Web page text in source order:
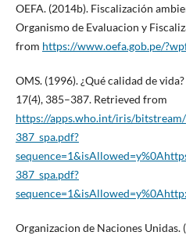
OEFA. (2014b). Fiscalización
Organismo de Evaluacion y
from https://www.oefa.gob.pe/
OMS. (1996). ¿Qué calidad de
17(4), 385–387. Retrieved from
https://apps.who.int/iris/
387_spa.pdf?
387_spa.pdf?
Organizacion de Naciones